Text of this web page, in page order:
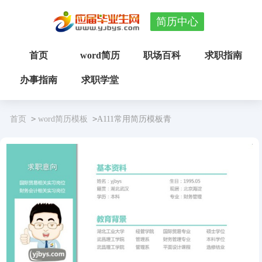
简历中心
首页 word简历 职场百科 求职指南
办事指南 求职学堂
首页 > word简历模板 >A111常用简历模板青